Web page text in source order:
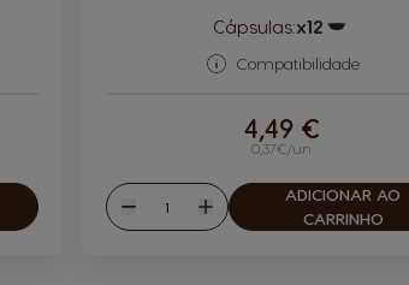
Cápsulas:x12
Compatibilidade
0,37€/un
4,49 €
Reduzir
Quantidade
Aumentar
ADICIONAR AO
CARRINHO